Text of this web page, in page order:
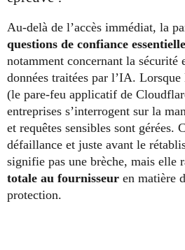
Au-delà de l’accès immédiat, la
questions de confiance
notamment concernant la
données traitées par l’IA.
(le pare-feu applicatif de
entreprises s’interrogent sur la
et requêtes sensibles sont gérées.
défaillance et juste avant le
signifie pas une brèche, mais elle
totale au fournisseur en matière
protection.